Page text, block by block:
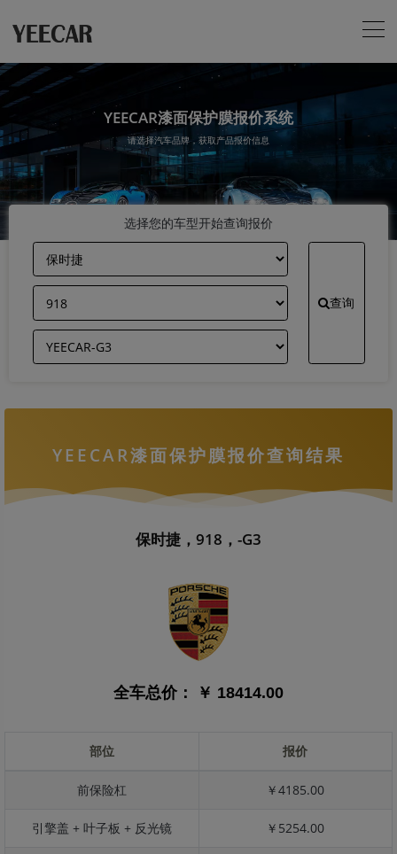
YEECAR漆面保护膜报价系统
请选择汽车品牌，获取产品报价信息
选择您的车型开始查询报价
查询
YEECAR漆面保护膜报价查询结果
保时捷，918，-G3
全车总价： ￥ 18414.00
部位 报价
前保险杠 ￥4185.00
引擎盖 + 叶子板 + 反光镜 ￥5254.00